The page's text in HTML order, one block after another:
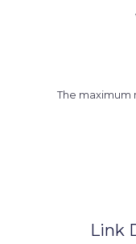
The maximum
Link